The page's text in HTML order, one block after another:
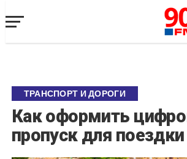
ТРАНСПОРТ И ДОРОГИ
Как оформить
пропуск для